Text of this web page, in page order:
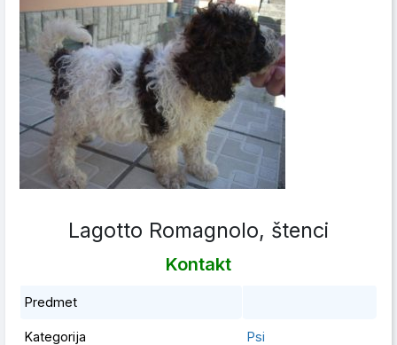
Lagotto Romagnolo, štenci
Kontakt
Predmet
Kategorija Psi